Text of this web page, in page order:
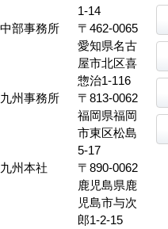
1-14
中部事務所
〒462-0065
愛知県名古
屋市北区喜
惣治1-116
九州事務所
〒813-0062
福岡県福岡
市東区松島
5-17
九州本社
〒890-0062
鹿児島県鹿
児島市与次
郎1-2-15